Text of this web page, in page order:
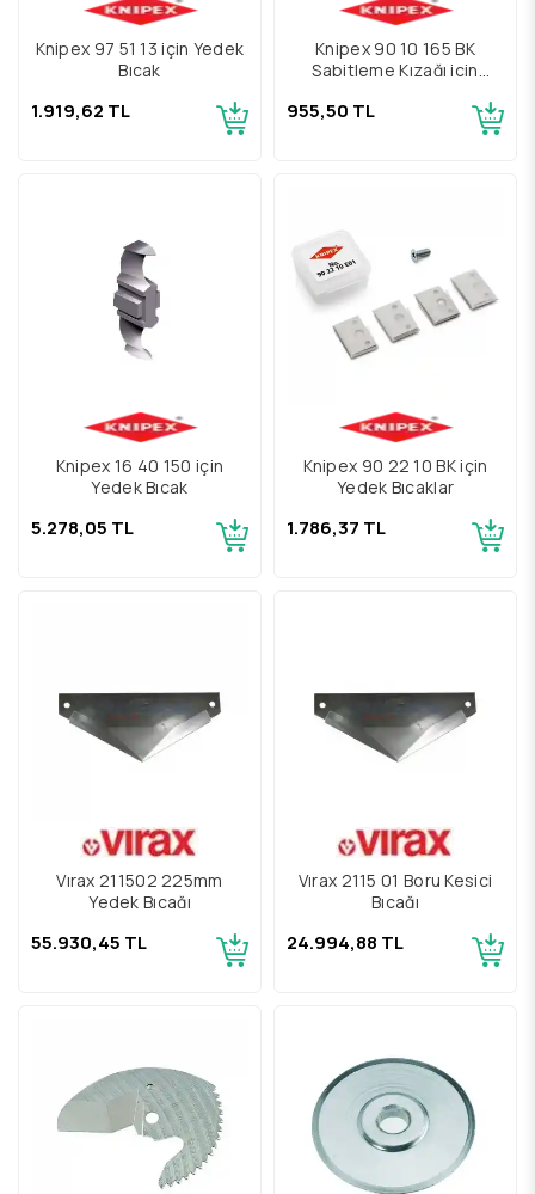
Knipex 97 51 13 için Yedek
Bıçak
1.919,62 TL
Knipex 90 10 165 BK
Sabitleme Kızağı için
955,50 TL
Knipex 16 40 150 için
Yedek Bıçak
5.278,05 TL
Knipex 90 22 10 BK için
Yedek Bıçaklar
1.786,37 TL
Vırax 211502 225mm
Yedek Bıçağı
55.930,45 TL
Vırax 2115 01 Boru Kesici
Bıçağı
24.994,88 TL